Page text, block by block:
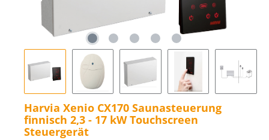
Harvia Xenio CX170 Saunasteuerung
finnisch 2,3 - 17 kW Touchscreen
Steuergerät